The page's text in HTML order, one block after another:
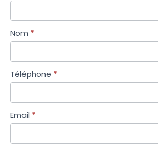
recrutement
Nom *
Téléphone *
Email *